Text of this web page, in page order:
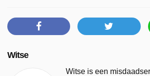
Witse
Witse is een